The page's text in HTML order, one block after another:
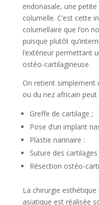
endonasale, une
columelle. C’est cette
columellaire que l’on
puisque plutôt
l’extérieur permettant
ostéo-cartilagineuse.
On retient simplement
ou du nez africain peut
Greffe de cartilage ;
Pose d’un implant
Plastie narinaire :
Suture des cartilages
Résection ostéo-
La chirurgie
asiatique est réalisée